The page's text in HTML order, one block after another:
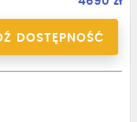
DOSTĘPNOŚĆ